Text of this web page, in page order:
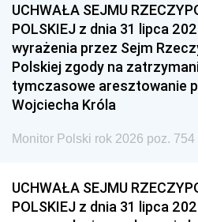
UCHWAŁA SEJMU
POLSKIEJ z dnia 31 lipca
wyrażenia przez Sejm
Polskiej zgody na
tymczasowe aresztowanie
Wojciecha Króla
Monitor Polski rok 2026 poz. 754
UCHWAŁA SEJMU
POLSKIEJ z dnia 31 lipca